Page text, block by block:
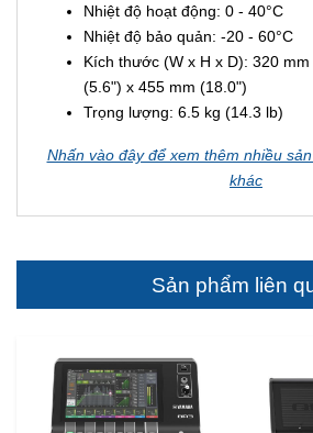
Nhiệt độ hoạt động: 0 - 40°C
Nhiệt độ bảo quản: -20 - 60°C
Kích thước (W x H x D): 320
(5.6") x 455 mm (18.0")
Trọng lượng: 6.5 kg (14.3 lb)
Nhấn vào đây để xem thêm nhiều
khác
Sản phẩm liên